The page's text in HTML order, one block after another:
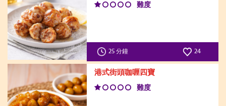
難度
25 分鐘 24
港式街頭咖喱四寶
難度